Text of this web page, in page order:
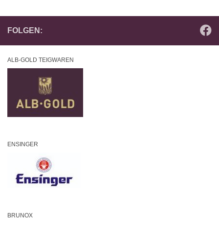
FOLGEN:
ALB-GOLD TEIGWAREN
ENSINGER
BRUNOX